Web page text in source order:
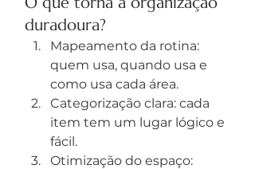
duradoura?
Mapeamento da rotina:
quem usa, quando usa e
como usa cada área.
Categorização clara: cada
item tem um lugar lógico e
fácil.
Otimização do espaço: